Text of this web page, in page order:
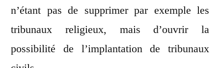
n’étant pas de supprimer par exemple les
tribunaux religieux, mais d’ouvrir la
possibilité de l’implantation de tribunaux